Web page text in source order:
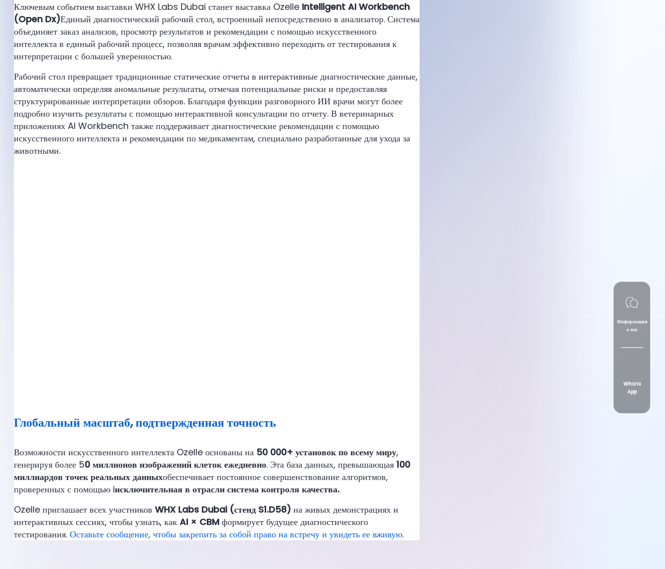
Ключевым событием выставки WHX Labs Dubai станет выставка Ozelle Intelligent AI Workbench
(Open Dx)Единый диагностический рабочий стол, встроенный непосредственно в анализатор. Система
объединяет заказ анализов, просмотр результатов и рекомендации с помощью искусственного
интеллекта в единый рабочий процесс, позволяя врачам эффективно переходить от тестирования к
интерпретации с большей уверенностью.
Рабочий стол превращает традиционные статические отчеты в интерактивные диагностические данные,
автоматически определяя аномальные результаты, отмечая потенциальные риски и предоставляя
структурированные интерпретации обзоров. Благодаря функции разговорного ИИ врачи могут более
подробно изучить результаты с помощью интерактивной консультации по отчету. В ветеринарных
приложениях AI Workbench также поддерживает диагностические рекомендации с помощью
искусственного интеллекта и рекомендации по медикаментам, специально разработанные для ухода за
животными.
Глобальный масштаб, подтвержденная точность
Возможности искусственного интеллекта Ozelle основаны на 50 000+ установок по всему миру,
генерируя более 50 миллионов изображений клеток ежедневно. Эта база данных, превышающая 100
миллиардов точек реальных данныхобеспечивает постоянное совершенствование алгоритмов,
проверенных с помощью iисключительная в отрасли система контроля качества.
Ozelle приглашает всех участников WHX Labs Dubai (стенд S1.D58) на живых демонстрациях и
интерактивных сессиях, чтобы узнать, как AI × CBM формирует будущее диагностического
тестирования. Оставьте сообщение, чтобы закрепить за собой право на встречу и увидеть ее вживую.
Информация
о нас
Whats
App